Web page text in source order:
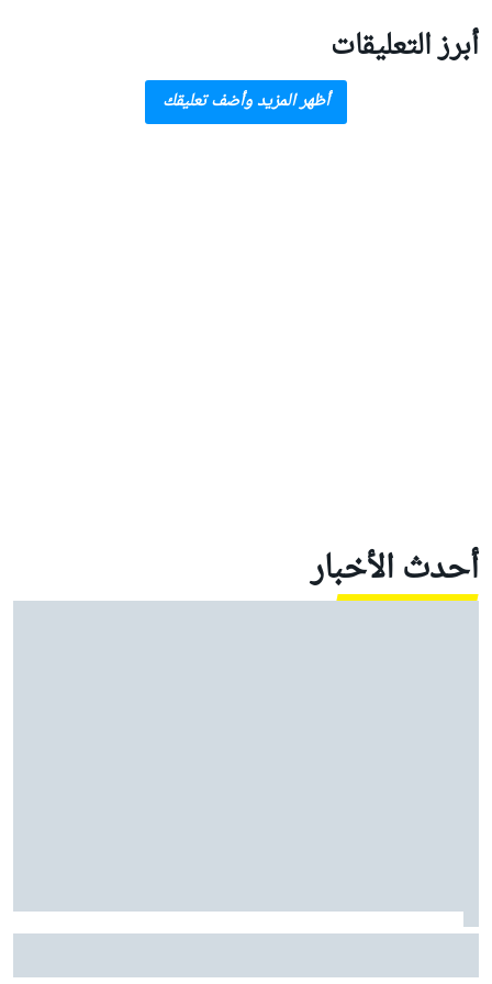
أبرز التعليقات
أظهر المزيد وأضف تعليقك
أحدث الأخبار
موتو جي بي: مارتين يقود أبريليا إلى ثلاثية في السباق